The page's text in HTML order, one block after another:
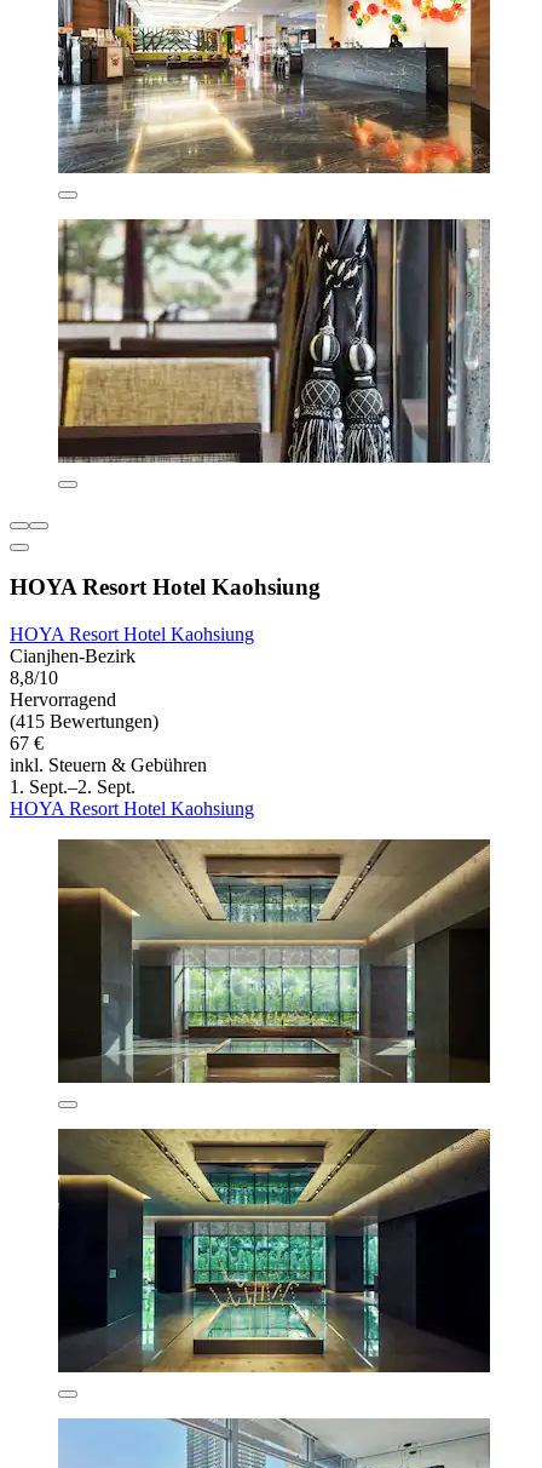
HOYA Resort Hotel Kaohsiung
HOYA Resort Hotel Kaohsiung
Cianjhen-Bezirk
8,8/10
Hervorragend
(415 Bewertungen)
67 €
inkl. Steuern & Gebühren
1. Sept.–2. Sept.
HOYA Resort Hotel Kaohsiung